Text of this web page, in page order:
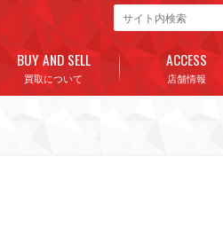
買取について
BUY AND SELL
店舗情報
ACCESS